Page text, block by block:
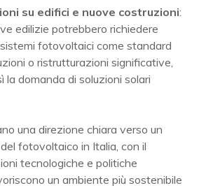
su edifici e nuove costruzioni:
edilizie potrebbero richiedere
fotovoltaici come standard
o ristrutturazioni significative,
la domanda di soluzioni solari
una direzione chiara verso un
fotovoltaico in Italia, con il
tecnologiche e politiche
un ambiente più sostenibile